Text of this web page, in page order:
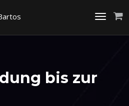
Toggle
bis zur